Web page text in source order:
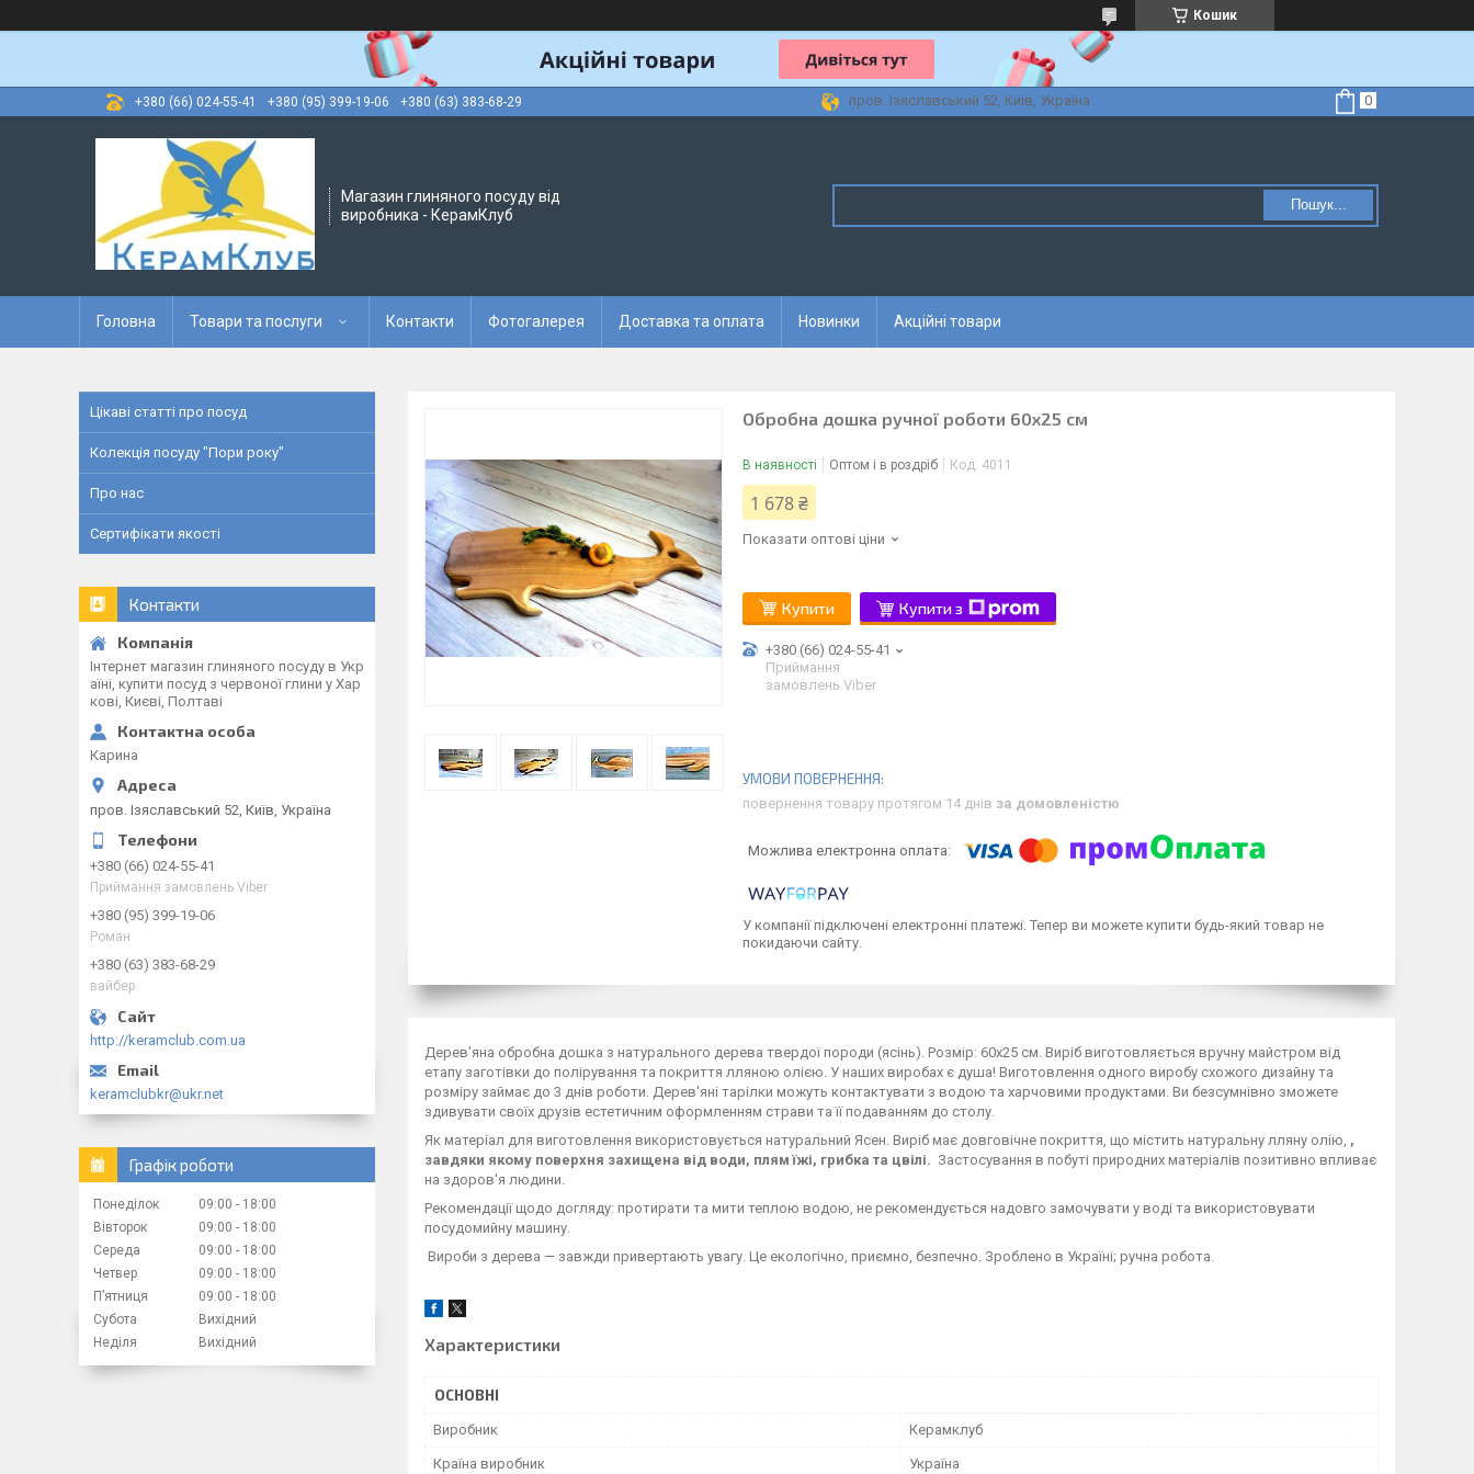
Кошик
+380 (66) 024-55-41 +380 (95) 399-19-06 +380 (63) 383-68-29 пров. Ізяславський 52, Київ, Україна
Магазин глиняного посуду від
виробника - КерамКлуб
Пошук...
Головна Товари та послуги Контакти Фотогалерея Доставка та оплата Новинки Акційні товари
Обробна дошка ручної роботи 60х25 см
В наявності Оптом і в роздріб Код: 4011
1 678 ₴
Показати оптові ціни
Купити Купити з
+380 (66) 024-55-41
Приймання
замовлень Viber
повернення товару протягом 14 днів за домовленістю
У компанії підключені електронні платежі. Тепер ви можете купити будь-який товар не
покидаючи сайту.
Дерев'яна обробна дошка з натурального дерева твердої породи (ясінь). Розмір: 60х25 см. Виріб виготовляється вручну майстром від
етапу заготівки до полірування та покриття лляною олією. У наших виробах є душа! Виготовлення одного виробу схожого дизайну та
розміру займає до 3 днів роботи. Дерев'яні тарілки можуть контактувати з водою та харчовими продуктами. Ви безсумнівно зможете
здивувати своїх друзів естетичним оформленням страви та її подаванням до столу.
Як матеріал для виготовлення використовується натуральний Ясен. Виріб має довговічне покриття, що містить натуральну лляну олію, ,
завдяки якому поверхня захищена від води, плям їжі, грибка та цвілі. Застосування в побуті природних матеріалів позитивно впливає
на здоров'я людини.
Рекомендації щодо догляду: протирати та мити теплою водою, не рекомендується надовго замочувати у воді та використовувати
посудомийну машину.
Вироби з дерева — завжди привертають увагу. Це екологічно, приємно, безпечно. Зроблено в Україні; ручна робота.
Характеристики
ОСНОВНІ
Виробник Керамклуб
Країна виробник Україна
Цікаві статті про посуд
Колекція посуду "Пори року"
Про нас
Сертифікати якості
Контакти
Інтернет магазин глиняного посуду в Укр
аїні, купити посуд з червоної глини у Хар
кові, Києві, Полтаві
Карина
пров. Ізяславський 52, Київ, Україна
+380 (66) 024-55-41
Приймання замовлень Viber
+380 (95) 399-19-06
Роман
+380 (63) 383-68-29
вайбер
http://keramclub.com.ua
keramclubkr@ukr.net
Графік роботи
Понеділок 09:00
18:00
Вівторок
09:00
18:00
Середа
09:00
18:00
Четвер
09:00
18:00
Пʼятниця
09:00
18:00
Субота
Вихідний
Неділя
Вихідний